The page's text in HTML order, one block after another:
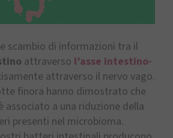
scambio di informazioni tra il
attraverso l’asse intestino-
attraverso il nervo vago.
finora hanno dimostrato che
associato a una riduzione della
presenti nel microbioma.